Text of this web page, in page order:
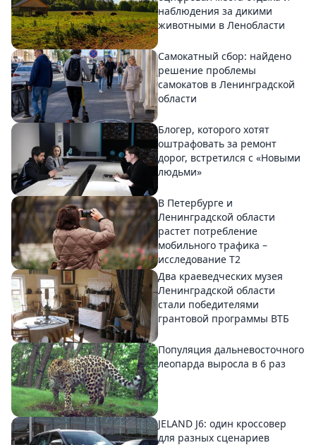
наблюдения за дикими
животными в Ленобласти
Самокатный сбор: найдено
решение проблемы
самокатов в Ленинградской
области
Блогер, которого хотят
оштрафовать за ремонт
дорог, встретился с «Новыми
людьми»
В Петербурге и
Ленинградской области
растет потребление
мобильного трафика –
исследование T2
Два краеведческих музея
Ленинградской области
стали победителями
грантовой программы ВТБ
Популяция дальневосточного
леопарда выросла в 6 раз
JELAND J6: один кроссовер
для разных сценариев